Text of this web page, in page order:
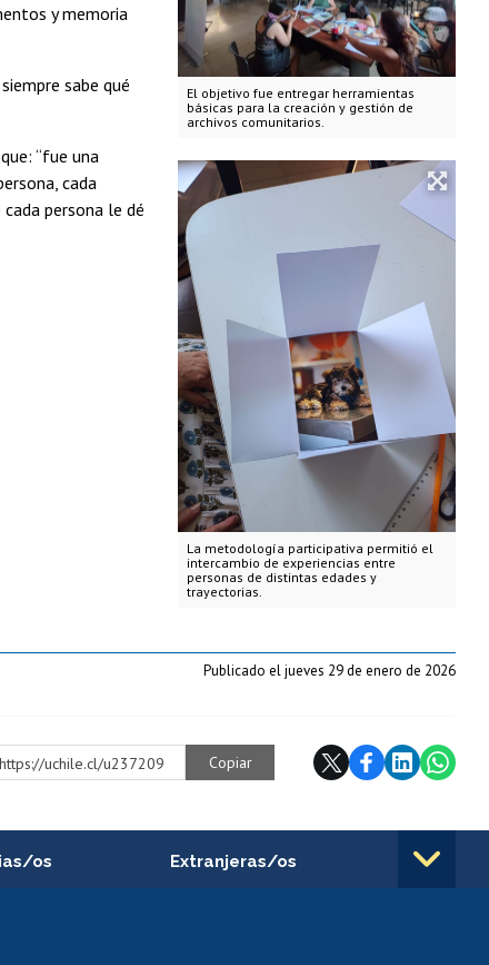
El objetivo fue entregar herramientas
básicas para la creación y gestión de
archivos comunitarios.
La metodología participativa permitió el
intercambio de experiencias entre
personas de distintas edades y
trayectorias.
y memoria
sabe qué
“fue una
cada
persona le dé
Publicado el jueves 29 de enero de 2026
https://uchile.cl/u237209 Copiar
os Extranjeras/os